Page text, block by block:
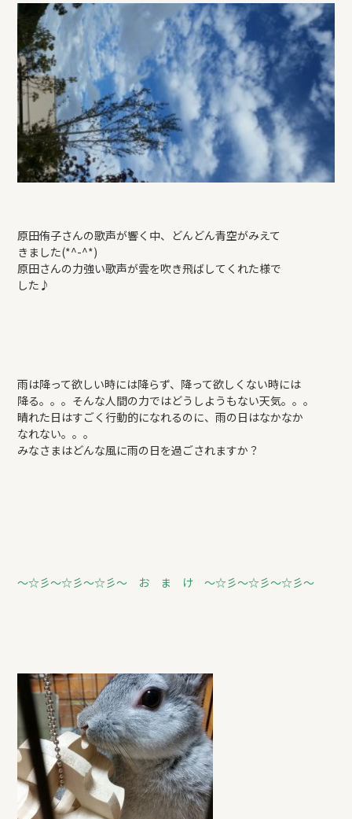
原田侑子さんの歌声が響く中、どんどん青空がみえて
きました(*^-^*)
原田さんの力強い歌声が雲を吹き飛ばしてくれた様で
した♪
雨は降って欲しい時には降らず、降って欲しくない時には
降る。。。そんな人間の力ではどうしようもない天気。。。
晴れた日はすごく行動的になれるのに、雨の日はなかなか
なれない。。。
みなさまはどんな風に雨の日を過ごされますか？
～☆彡～☆彡～☆彡～ お ま け ～☆彡～☆彡～☆彡～